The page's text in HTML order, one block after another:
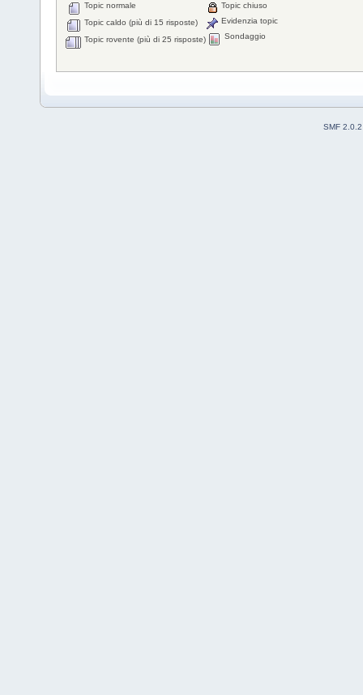
Topic normale
Topic caldo (più di 15 risposte)
Topic rovente (più di 25 risposte)
Topic chiuso
Evidenzia topic
Sondaggio
SMF 2.0.2